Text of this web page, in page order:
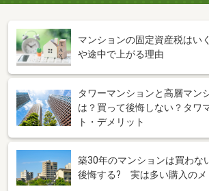
マンションの固定資産税はい
や途中で上がる理由
タワーマンションと高層マン
は？買って後悔しない？タワ
ト・デメリット
築30年のマンションは買わな
後悔する? 実は多い購入のメ